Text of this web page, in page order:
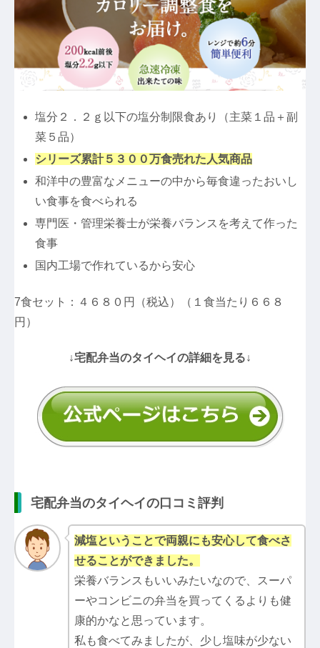
塩分２．２ｇ以下の塩分制限食あり（主菜１品＋副
菜５品）
シリーズ累計５３００万食売れた人気商品
和洋中の豊富なメニューの中から毎食違ったおいし
い食事を食べられる
専門医・管理栄養士が栄養バランスを考えて作った
食事
国内工場で作れているから安心
7食セット：４６８０円（税込）（１食当たり６６８
円）
↓宅配弁当のタイヘイの詳細を見る↓
宅配弁当のタイヘイの口コミ評判
減塩ということで両親にも安心して食べさ
せることができました。
栄養バランスもいいみたいなので、スーパ
ーやコンビニの弁当を買ってくるよりも健
康的かなと思っています。
私も食べてみましたが、少し塩味が少ない